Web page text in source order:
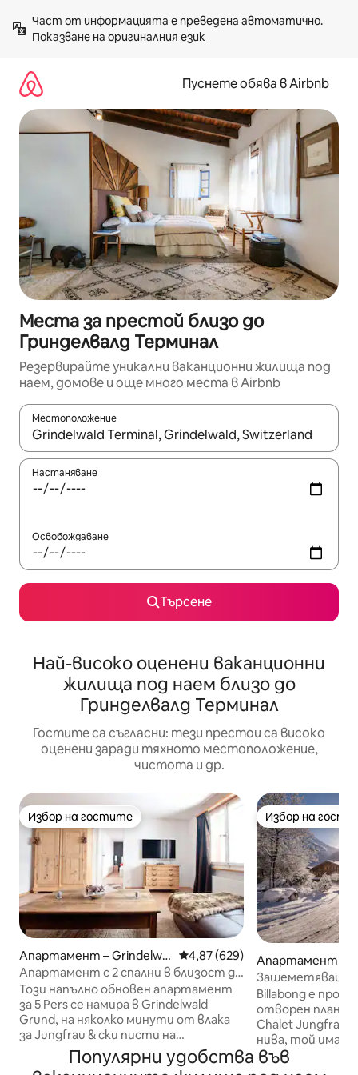
към
съдържанието
Показване на оригиналния език
Пуснете обява в Airbnb
Места за престой близо до
Гринделвалд Терминал
Резервирайте уникални ваканционни жилища под
наем, домове и още много места в Airbnb
Местоположение
Когато резултатите се покажат, използвайте
Настаняване
Освобождаване
Търсене
Най-високо оценени ваканционни
жилища под наем близо до
Гринделвалд Терминал
Гостите са съгласни: тези престои са високо
оценени заради тяхното местоположение,
чистота и др.
Избор на гостите
Избор на гостите
Апартамент – Grindelwal
d
Средна оценка: 4,87 от 5,
4,87 (629)
Апартамент с 2 спални в близост до
ски зона и влак Юнгфрау
Този напълно обновен апартамент
за 5 Pers се намира в Grindelwald
Grund, на няколко минути от влака
за Jungfrau & ски писти на
Männlichen. Тя е 85 м2 и разполага с 1
баня и 2 големи спални, едната с
Избор на
Избор на
Апартамент –
d
Зашеметяващи
минути пеша до
Billabong е
отворен план
Chalet Jungfrau. Разположен на 2
нива, той има
към планината
частен заден двор. С 4
Популярни удобства във